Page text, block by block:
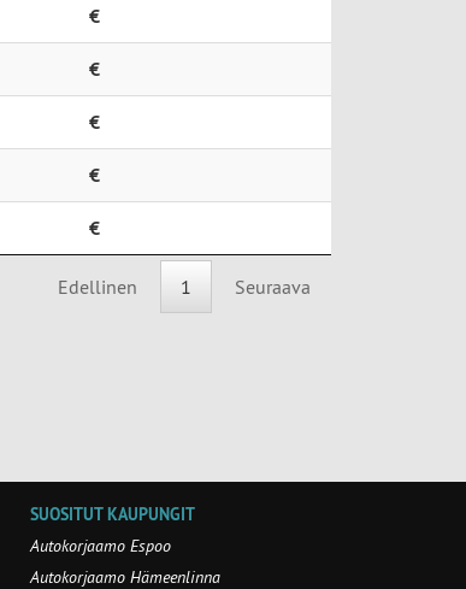
€
€
€
€
€
Edellinen 1 Seuraava
SUOSITUT KAUPUNGIT
Autokorjaamo Espoo
Autokorjaamo Hämeenlinna